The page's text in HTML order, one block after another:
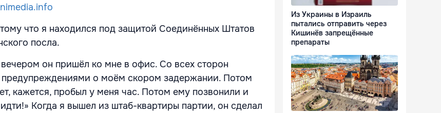
что я находился под защитой Соединённых Штатов
посла.
он пришёл ко мне в офис. Со всех сторон
о моём скором задержании. Потом
кажется, пробыл у меня час. Потом ему позвонили и
Когда я вышел из штаб-квартиры партии, он сделал
Из Украины в Израиль
пытались отправить через
Кишинёв запрещённые
препараты